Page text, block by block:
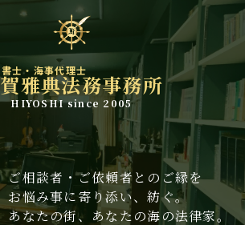
士・海事代理士
雅典法務事務所
HIYOSHI since 2005
ご相談者・ご依頼者とのご縁を
お悩み事に寄り添い、紡ぐ。
あなたの街、あなたの海の法律家。